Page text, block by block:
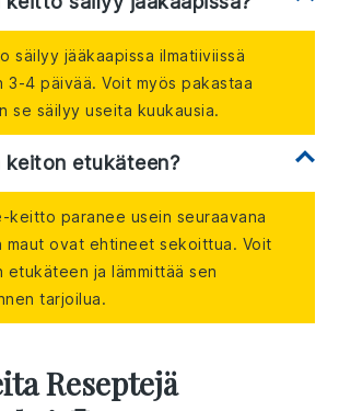
säilyy jääkaapissa ilmatiiviissä
3-4 päivää. Voit myös pakastaa
se säilyy useita kuukausia.
keiton etukäteen?
keitto paranee usein seuraavana
maut ovat ehtineet sekoittua. Voit
ja lämmittää sen
tarjoilua.
Reseptejä